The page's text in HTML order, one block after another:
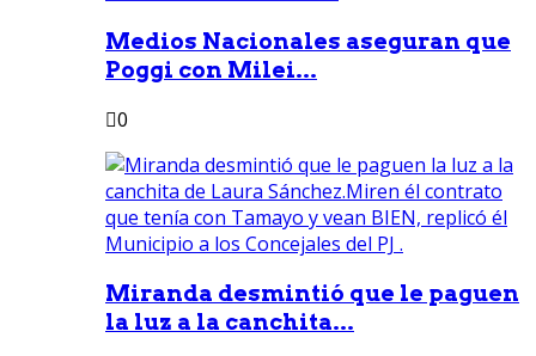
Medios Nacionales aseguran que
Poggi con Milei...
0
Miranda desmintió que le paguen
la luz a la canchita...